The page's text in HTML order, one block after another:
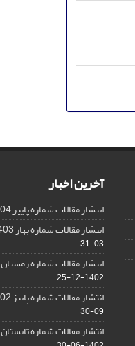
آخرین اخبار
انتشار مقالات شماره پاییز 1404
انتشار مقالات شماره بهار 1403 نشریه
03-31
انتشار مقالات شماره زمستان 1402 نشریه
1402-12-25
انتشار مقالات شماره پاییز 1402 نشریه
09-30
انتشار مقالات شماره تابستان 1402 نشریه